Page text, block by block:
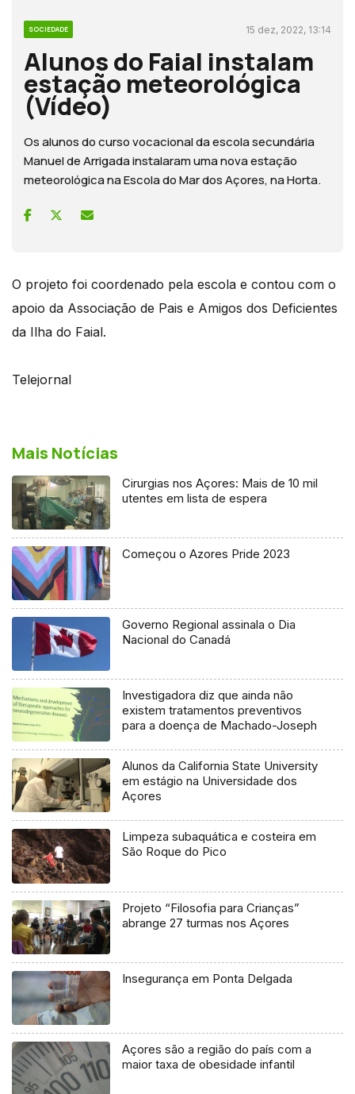
SOCIEDADE 15 dez, 2022, 13:14
Alunos do Faial instalam
estação meteorológica
(Vídeo)
Os alunos do curso vocacional da escola secundária
Manuel de Arrigada instalaram uma nova estação
meteorológica na Escola do Mar dos Açores, na Horta.
O projeto foi coordenado pela escola e contou com o
apoio da Associação de Pais e Amigos dos Deficientes
da Ilha do Faial.
Telejornal
Mais Notícias
Cirurgias nos Açores: Mais de 10 mil
utentes em lista de espera
Começou o Azores Pride 2023
Governo Regional assinala o Dia
Nacional do Canadá
Investigadora diz que ainda não
existem tratamentos preventivos
para a doença de Machado-Joseph
Alunos da California State University
em estágio na Universidade dos
Açores
Limpeza subaquática e costeira em
São Roque do Pico
Projeto “Filosofia para Crianças”
abrange 27 turmas nos Açores
Insegurança em Ponta Delgada
Açores são a região do país com a
maior taxa de obesidade infantil